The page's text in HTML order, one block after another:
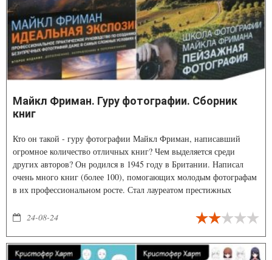
Майкл Фриман. Гуру фотографии. Сборник
книг
Кто он такой - гуру фотографии Майкл Фриман, написавший
огромное количество отличных книг? Чем выделяется среди
других авторов? Он родился в 1945 году в Британии. Написал
очень много книг (более 100), помогающих молодым фотографам
в их профессиональном росте. Стал лауреатом престижных
творения, их нельзя назвать простыми учебниками или
24-08-24